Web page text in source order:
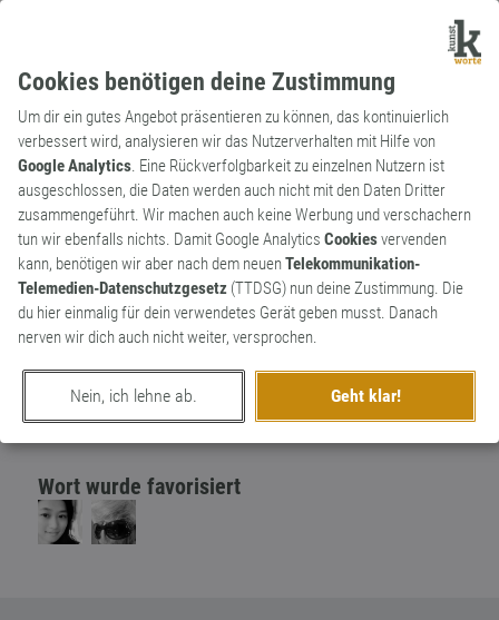
Cookies benötigen deine Zustimmung
Um dir ein gutes Angebot präsentieren zu können, das kontinuierlich
verbessert wird, analysieren wir das Nutzerverhalten mit Hilfe von
Google Analytics. Eine Rückverfolgbarkeit zu einzelnen Nutzern ist
ausgeschlossen, die Daten werden auch nicht mit den Daten Dritter
zusammengeführt. Wir machen auch keine Werbung und verschachern
tun wir ebenfalls nichts. Damit Google Analytics Cookiesvervenden
kann, benötigen wir aber nach dem neuenTelekommunikation-
Telemedien-Datenschutzgesetz (TTDSG) nun deine Zustimmung. Die
du hier einmalig für dein verwendetes Gerät geben musst. Danach
nerven wir dich auch nicht weiter, versprochen.
Nein, ich lehne ab. Geht klar!
Neologismus
Substantiv
Hirnfurz
Gedankengang basierend auf zum Himmel
stinkender Blödheit.
0
erschaffen von Gam3lock
am 21. September 2013
Wort wurde favorisiert